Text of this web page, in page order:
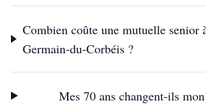
Combien coûte une mutuelle senior
Germain-du-Corbéis ?
Mes 70 ans changent-ils